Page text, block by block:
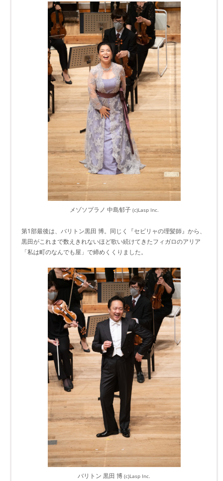
メゾソプラノ 中島郁子 (c)Lasp Inc.
第1部最後は、バリトン黒田 博。同じく『セビリャの理髪師』から、
黒田がこれまで数えきれないほど歌い続けてきたフィガロのアリア
「私は町のなんでも屋」で締めくくりました。
バリトン 黒田 博 (c)Lasp Inc.